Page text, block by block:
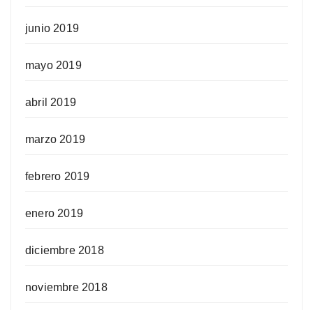
junio 2019
mayo 2019
abril 2019
marzo 2019
febrero 2019
enero 2019
diciembre 2018
noviembre 2018